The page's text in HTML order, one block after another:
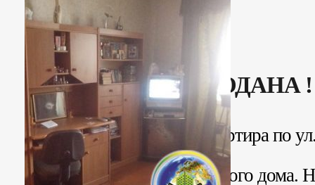
ПРОДАНА !
Продается 1 комнатная квартира по
(Орджоникидзе).
2 этаж 5 этажного кирпичного дома.